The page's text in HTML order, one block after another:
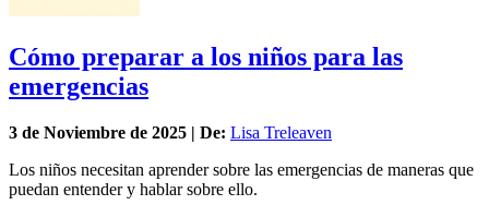
Cómo preparar a los niños para las
emergencias
3 de Noviembre de 2025 | De: Lisa Treleaven
Los niños necesitan aprender sobre las emergencias de maneras que
puedan entender y hablar sobre ello.